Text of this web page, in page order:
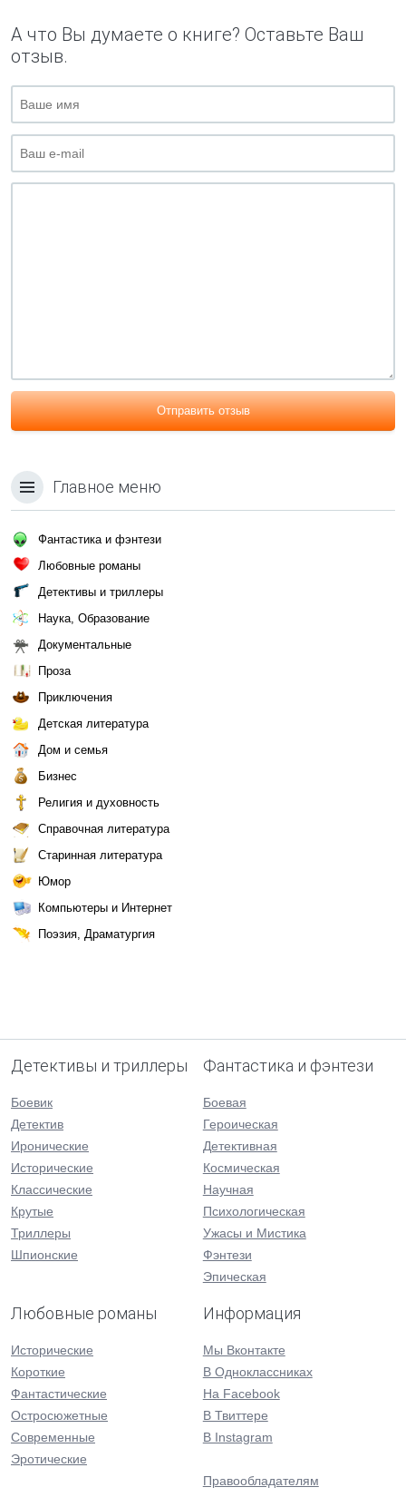
А что Вы думаете о книге? Оставьте Ваш
отзыв.
Отправить отзыв
Главное меню
Фантастика и фэнтези
Любовные романы
Детективы и триллеры
Наука, Образование
Документальные
Проза
Приключения
Детская литература
Дом и семья
Бизнес
Религия и духовность
Справочная литература
Старинная литература
Юмор
Компьютеры и Интернет
Поэзия, Драматургия
Детективы и триллеры
Боевик
Детектив
Иронические
Исторические
Классические
Крутые
Триллеры
Шпионские
Фантастика и фэнтези
Боевая
Героическая
Детективная
Космическая
Научная
Психологическая
Ужасы и Мистика
Фэнтези
Эпическая
Любовные романы
Исторические
Короткие
Фантастические
Остросюжетные
Современные
Эротические
Информация
Мы Вконтакте
В Одноклассниках
На Facebook
В Твиттере
В Instagram
Правообладателям